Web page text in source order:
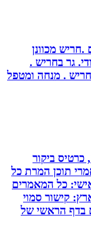
מכוונן
גר בחריש .
: רחוב כלנית 30 חריש . מנחה ומטפל
ביקור
של עד 24 מאמרי תוכן המרת כל
כל המאמרים
סמוי
הראשי של